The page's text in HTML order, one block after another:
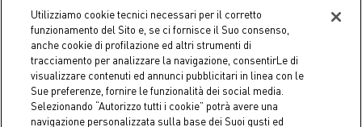
Utilizziamo cookie tecnici necessari per il corretto
funzionamento del Sito e, se ci fornisce il Suo consenso,
anche cookie di profilazione ed altri strumenti di
tracciamento per analizzare la navigazione, consentirLe di
visualizzare contenuti ed annunci pubblicitari in linea con le
Sue preferenze, fornire le funzionalità dei social media.
Selezionando “Autorizzo tutti i cookie” potrà avere una
navigazione personalizzata sulla base dei Suoi gusti ed